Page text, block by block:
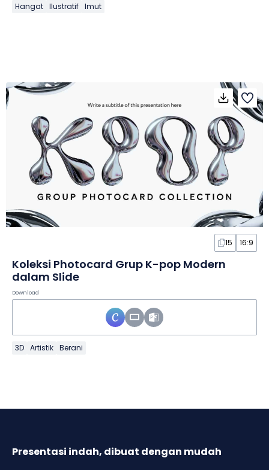
Hangat Ilustratif Imut
15 16:9
Koleksi Photocard Grup K-pop Modern
dalam Slide
Download
3D Artistik Berani
Presentasi indah, dibuat dengan mudah